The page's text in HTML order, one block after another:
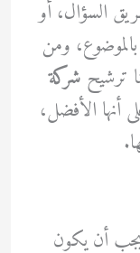
السؤال، أو
ومن
ترشيح شركة
أنها الأفضل،
أن يكون